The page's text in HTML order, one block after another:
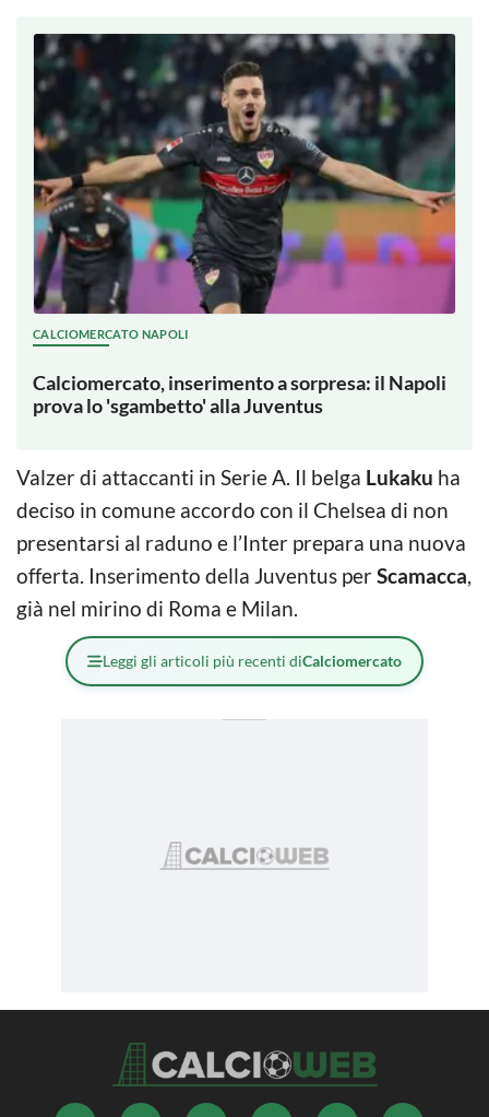
CALCIOMERCATO NAPOLI
Calciomercato, inserimento a sorpresa: il Napoli
prova lo 'sgambetto' alla Juventus
Valzer di attaccanti in Serie A. Il belga Lukaku ha
deciso in comune accordo con il Chelsea di non
presentarsi al raduno e l’Inter prepara una nuova
offerta. Inserimento della Juventus perScamacca,
già nel mirino di Roma e Milan.
Leggi gli articoli più recenti diCalciomercato